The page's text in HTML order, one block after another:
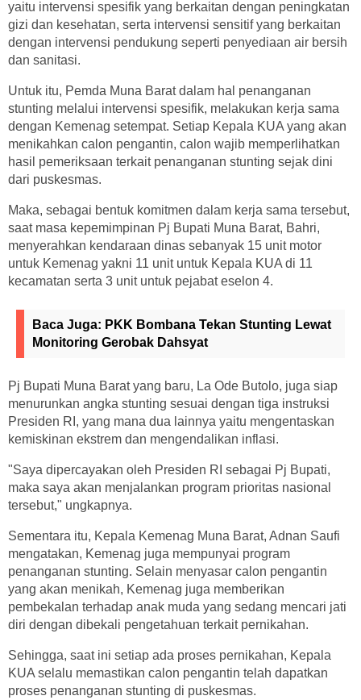
yaitu intervensi spesifik yang berkaitan dengan peningkatan
gizi dan kesehatan, serta intervensi sensitif yang berkaitan
dengan intervensi pendukung seperti penyediaan air bersih
dan sanitasi.
Untuk itu, Pemda Muna Barat dalam hal penanganan
stunting melalui intervensi spesifik, melakukan kerja sama
dengan Kemenag setempat. Setiap Kepala KUA yang akan
menikahkan calon pengantin, calon wajib memperlihatkan
hasil pemeriksaan terkait penanganan stunting sejak dini
dari puskesmas.
Maka, sebagai bentuk komitmen dalam kerja sama tersebut,
saat masa kepemimpinan Pj Bupati Muna Barat, Bahri,
menyerahkan kendaraan dinas sebanyak 15 unit motor
untuk Kemenag yakni 11 unit untuk Kepala KUA di 11
kecamatan serta 3 unit untuk pejabat eselon 4.
Baca Juga: PKK Bombana Tekan Stunting Lewat
Monitoring Gerobak Dahsyat
Pj Bupati Muna Barat yang baru, La Ode Butolo, juga siap
menurunkan angka stunting sesuai dengan tiga instruksi
Presiden RI, yang mana dua lainnya yaitu mengentaskan
kemiskinan ekstrem dan mengendalikan inflasi.
"Saya dipercayakan oleh Presiden RI sebagai Pj Bupati,
maka saya akan menjalankan program prioritas nasional
tersebut," ungkapnya.
Sementara itu, Kepala Kemenag Muna Barat, Adnan Saufi
mengatakan, Kemenag juga mempunyai program
penanganan stunting. Selain menyasar calon pengantin
yang akan menikah, Kemenag juga memberikan
pembekalan terhadap anak muda yang sedang mencari jati
diri dengan dibekali pengetahuan terkait pernikahan.
Sehingga, saat ini setiap ada proses pernikahan, Kepala
KUA selalu memastikan calon pengantin telah dapatkan
proses penanganan stunting di puskesmas.